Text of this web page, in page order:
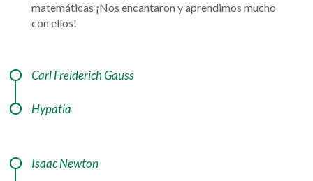
matemáticas ¡Nos encantaron y aprendimos mucho
con ellos!
Carl Freiderich Gauss
Hypatia
Isaac Newton